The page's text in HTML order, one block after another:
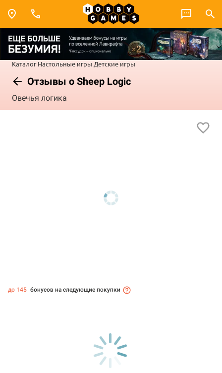
Каталог Настольные игры Детские игры
Отзывы о Sheep Logic
Овечья логика
до 145 бонусов на следующие покупки